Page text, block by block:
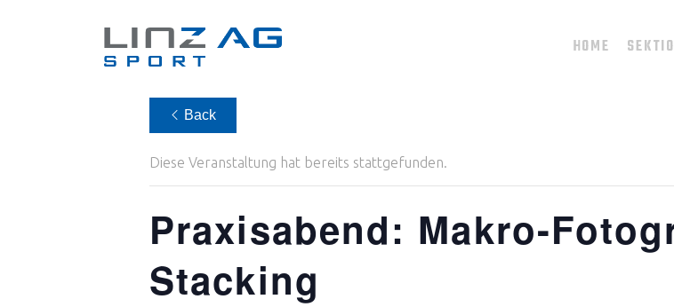
HOME
Back
Diese Veranstaltung hat bereits stattgefunden.
Praxisabend: Makro-
Stacking